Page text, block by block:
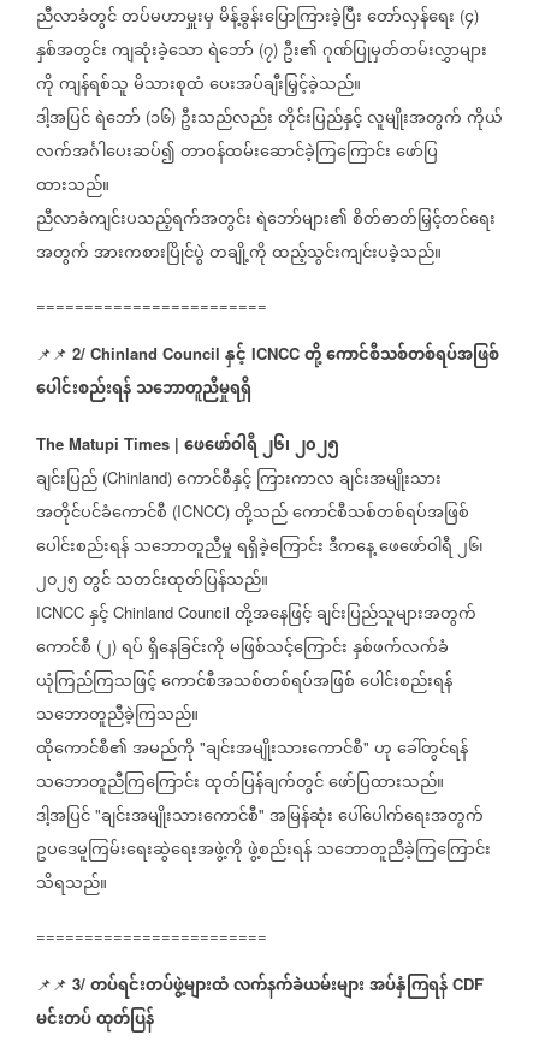
ညီလာခံတွင်တပ်မဟာမှူးမှမိန့်ခွန်းပြောကြားခဲ့ပြီးတော်လှန်ရေး (၄)
နှစ်အတွင်းကျဆုံးခဲ့သောရဲဘော် (၇) ဦး၏ဂုဏ်ပြုမှတ်တမ်းလွှာများ
ကိုကျန်ရစ်သူမိသားစုထံပေးအပ်ချီးမြှင့်ခဲ့သည်။
ဒါ့အပြင်ရဲဘော် (၁၆) ဦးသည်လည်းတိုင်းပြည်နှင့်လူမျိုးအတွက်ကိုယ်
လက်အင်္ဂါပေးဆပ်၍တာဝန်ထမ်းဆောင်ခဲ့ကြကြောင်းဖော်ပြ
ထားသည်။
ညီလာခံကျင်းပသည့်ရက်အတွင်းရဲဘော်များ၏စိတ်ဓာတ်မြှင့်တင်ရေး
အတွက်အားကစားပြိုင်ပွဲတချို့ကိုထည့်သွင်းကျင်းပခဲ့သည်။
========================
📌📌 2/ Chinland Council နှင့် ICNCC တို့ကောင်စီသစ်တစ်ရပ်အဖြစ်
ပေါင်းစည်းရန်သဘောတူညီမှုရရှိ
The Matupi Times | ဖေဖော်ဝါရီ၂၆၊၂၀၂၅
ချင်းပြည် (Chinland) ကောင်စီနှင့်ကြားကာလချင်းအမျိုးသား
အတိုင်ပင်ခံကောင်စီ (ICNCC) တို့သည်ကောင်စီသစ်တစ်ရပ်အဖြစ်
ပေါင်းစည်းရန်သဘောတူညီမှုရရှိခဲ့ကြောင်းဒီကနေ့ဖေဖော်ဝါရီ၂၆၊
၂၀၂၅တွင်သတင်းထုတ်ပြန်သည်။
ICNCC နှင့် Chinland Council တို့အနေဖြင့်ချင်းပြည်သူများအတွက်
ကောင်စီ (၂) ရပ်ရှိနေခြင်းကိုမဖြစ်သင့်ကြောင်းနှစ်ဖက်လက်ခံ
ယုံကြည်ကြသဖြင့်ကောင်စီအသစ်တစ်ရပ်အဖြစ်ပေါင်းစည်းရန်
သဘောတူညီခဲ့ကြသည်။
ထိုကောင်စီ၏အမည်ကို "ချင်းအမျိုးသားကောင်စီ" ဟုခေါ်တွင်ရန်
သဘောတူညီကြကြောင်းထုတ်ပြန်ချက်တွင်ဖော်ပြထားသည်။
ဒါ့အပြင် "ချင်းအမျိုးသားကောင်စီ" အမြန်ဆုံးပေါ်ပေါက်ရေးအတွက်
ဥပဒေမူကြမ်းရေးဆွဲရေးအဖွဲ့ကိုဖွဲ့စည်းရန်သဘောတူညီခဲ့ကြကြောင်း
သိရသည်။
========================
📌📌 3/ တပ်ရင်းတပ်ဖွဲ့များထံလက်နက်ခဲယမ်းများအပ်နှံကြရန် CDF
မင်းတပ်ထုတ်ပြန်